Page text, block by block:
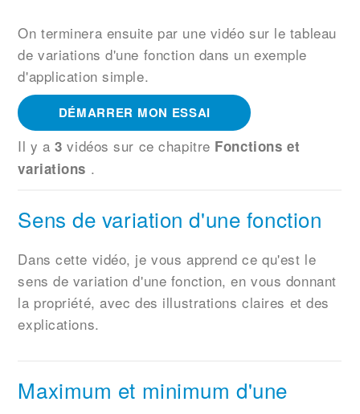
On terminera ensuite par une vidéo sur le tableau
de variations d'une fonction dans un exemple
d'application simple.
DÉMARRER MON ESSAI
Il y a3 vidéos sur ce chapitre Fonctions et
variations .
Sens de variation d'une fonction
Dans cette vidéo, je vous apprend ce qu'est le
sens de variation d'une fonction, en vous donnant
la propriété, avec des illustrations claires et des
explications.
Maximum et minimum d'une